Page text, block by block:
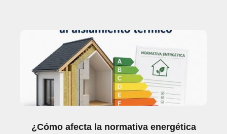
¿Cómo afecta la normativa energética